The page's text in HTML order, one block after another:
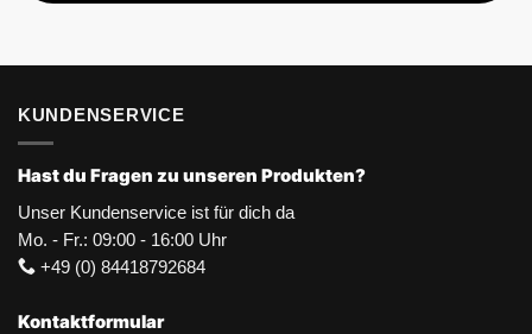
KUNDENSERVICE
Hast du Fragen zu unseren Produkten?
Unser Kundenservice ist für dich da
Mo. - Fr.: 09:00 - 16:00 Uhr
+49 (0) 84418792684
Kontaktformular